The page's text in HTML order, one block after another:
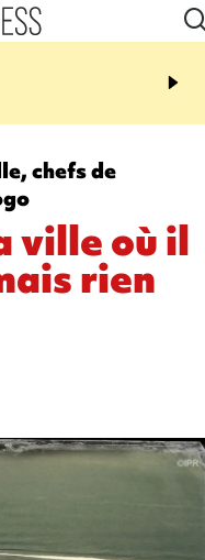
14:23
massif de migrants, la
chefs de
ville où il
rien